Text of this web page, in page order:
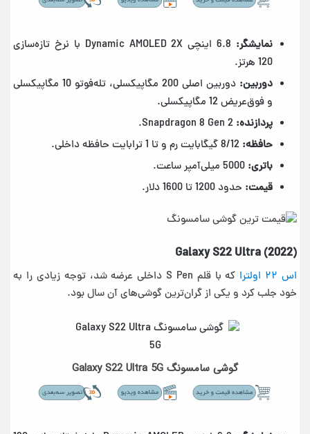
نمایشگر:
6.8 اینچی Dynamic AMOLED 2X با نرخ تازه‌سازی
120 هرتز.
دوربین:
دوربین اصلی 200 مگاپیکسلی، تله‌فوتو 10 مگاپیکسلی
و فوق‌عریض 12 مگاپیکسلی.
پردازنده: Snapdragon 8 Gen 2.
حافظه: 8/12 گیگابایت رم و تا 1 ترابایت حافظه داخلی.
باتری: 5000 میلی‌آمپر ساعت.
قیمت: حدود 1200 تا 1600 دلار.
Galaxy S22 Ultra (2022)
اس ۲۲ اولترا
که با قلم S Pen داخلی عرضه شد، توجه زیادی را به
خود جلب کرد و یکی از گران‌ترین گوشی‌های آن سال بود.
گوشی سامسونگ Galaxy S22 Ultra 5G